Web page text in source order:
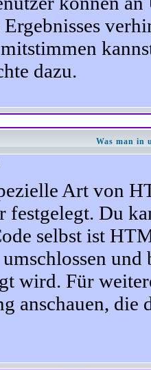
dazu.
Was man in
Art von
Du
selbst ist
wird. Für
anschauen, die